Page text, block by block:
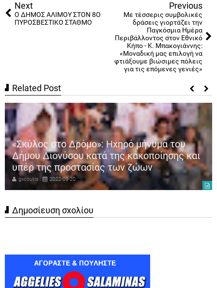
Next
Ο ΔΗΜΟΣ ΑΛΙΜΟΥ ΣΤΟΝ 8Ο
ΠΥΡΟΣΒΕΣΤΙΚΟ ΣΤΑΘΜΟ
Previous
Με τέσσερις συμβολικές
δράσεις γιορτάζει την
Παγκόσμια Ημέρα
Περιβάλλοντος στον Εθνικό
Κήπο - Κ. Μπακογιάννης:
«Μοναδική μας επιλογή να
φτιάξουμε βιώσιμες πόλεις
για τις επόμενες γενιές»
Related Post
«Σκύλος στο Δρόμο»: Ηχηρό μήνυμα του
Δήμου Διονύσου κατά της κακοποίησης και
υπέρ της προστασίας των ζώων
gxcoukis 2022-09-20
Δημοσίευση σχολίου